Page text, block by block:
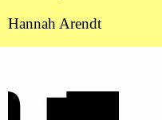
Hannah Arendt